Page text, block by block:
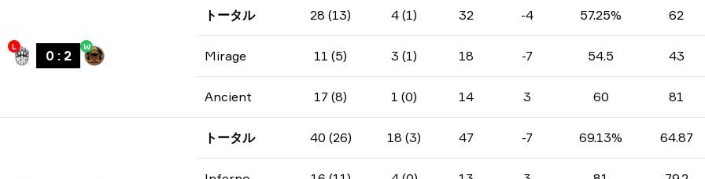
L
0 : 2
W
トータル 28 (13) 4 (1) 32 -4 57.25% 62
Mirage 11 (5) 3 (1) 18 -7 54.5 43
Ancient 17 (8) 1 (0) 14 3 60 81
トータル 40 (26) 18 (3) 47 -7 69.13% 64.87